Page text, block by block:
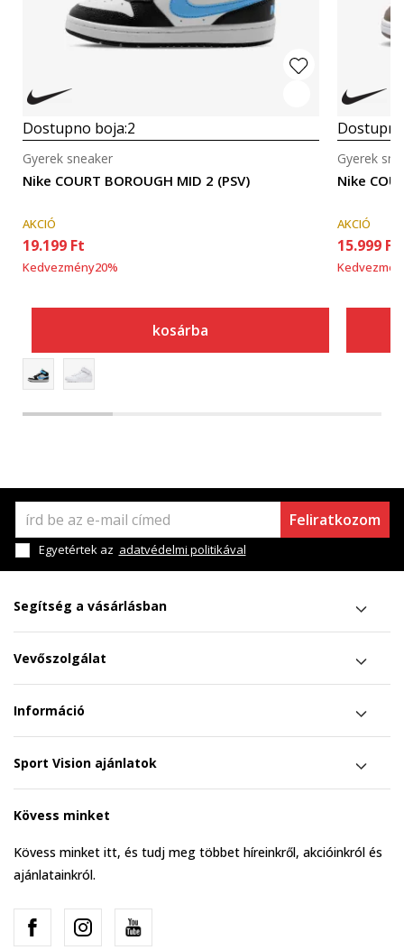
Dostupno boja:2
Nike COURT BOROUGH MID 2 (PSV)
Gyerek sneaker
AKCIÓ
19.199 Ft
Kedvezmény20%
kosárba
Nike
Gyerek
AKCIÓ
15.999 Ft
Feliratkozom
Egyetértek az adatvédelmi politikával
Segítség a vásárlásban
Vevőszolgálat
Információ
Sport Vision ajánlatok
Kövess minket
Kövess minket itt, és tudj meg többet híreinkről, akcióinkról és
ajánlatainkról.